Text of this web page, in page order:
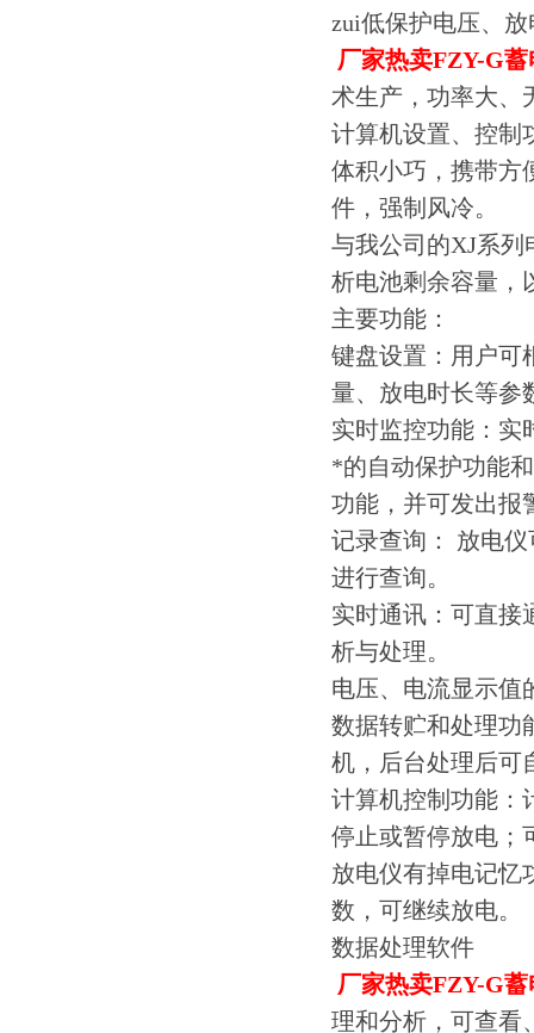
zui低保护电压、
厂家热卖FZY-G
术生产，功率大、
计算机设置、控制
体积小巧，携带方
件，强制风冷。
与我公司的XJ系
析电池剩余容量，
主要功能：
键盘设置：用户可
量、放电时长等参
实时监控功能：实
*的自动保护功能
功能，并可发出报
记录查询： 放电
进行查询。
实时通讯：可直接
析与处理。
电压、电流显示值
数据转贮和处理功
机，后台处理后可
计算机控制功能：
停止或暂停放电；
放电仪有掉电记忆
数，可继续放电。
数据处理软件
厂家热卖FZY-G
理和分析，可查看